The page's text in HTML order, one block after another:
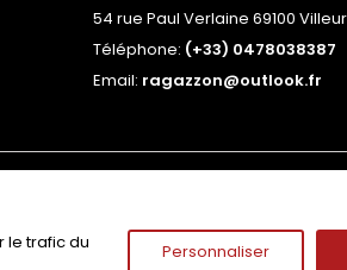
54 rue Paul Verlaine 69100
Téléphone: (+33) 0478038387
Email: ragazzon@outlook.fr
le trafic du
Personnaliser